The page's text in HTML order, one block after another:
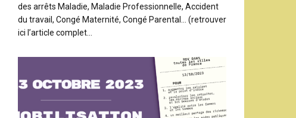
des arrêts Maladie, Maladie Professionnelle, Accident
du travail, Congé Maternité, Congé Parental… (retrouver
ici l’article complet…